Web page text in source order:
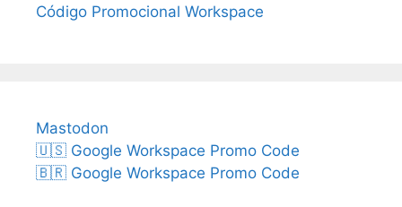
Código Promocional Workspace
Mastodon
🇺🇸 Google Workspace Promo Code
🇧🇷 Google Workspace Promo Code